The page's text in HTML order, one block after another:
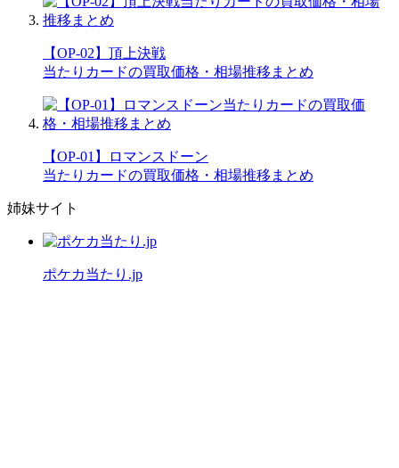
【OP-02】頂上決戦
当たりカードの買取価格・相場推移まとめ
【OP-01】ロマンスドーン
当たりカードの買取価格・相場推移まとめ
姉妹サイト
ポケカ当たり.jp